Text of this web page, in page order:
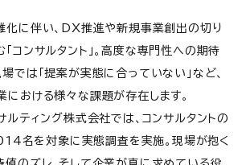
化に伴い、DX推進や新規事業創出の切り
コンサルタント」。高度な専門性への期待
では「提案が実態に合っていない」など、
における様々な課題が存在します。
ルティング株式会社では、コンサルタントの
名を対象に実態調査を実施。現場が抱く